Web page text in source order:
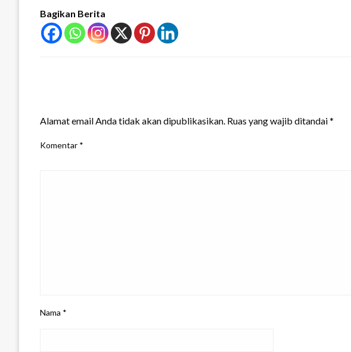
Bagikan Berita
Alamat email Anda tidak akan dipublikasikan. Ruas yang wajib ditandai*
Komentar *
Nama *